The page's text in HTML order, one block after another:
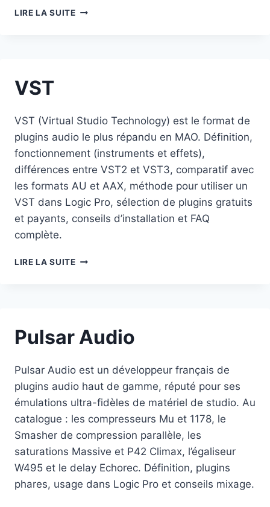
LIRE LA SUITEWAVES
VST
VST (Virtual Studio Technology) est le format de
plugins audio le plus répandu en MAO. Définition,
fonctionnement (instruments et effets),
différences entre VST2 et VST3, comparatif avec
les formats AU et AAX, méthode pour utiliser un
VST dans Logic Pro, sélection de plugins gratuits
et payants, conseils d’installation et FAQ
complète.
LIRE LA SUITEVST
Pulsar Audio
Pulsar Audio est un développeur français de
plugins audio haut de gamme, réputé pour ses
émulations ultra-fidèles de matériel de studio. Au
catalogue : les compresseurs Mu et 1178, le
Smasher de compression parallèle, les
saturations Massive et P42 Climax, l’égaliseur
W495 et le delay Echorec. Définition, plugins
phares, usage dans Logic Pro et conseils mixage.